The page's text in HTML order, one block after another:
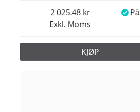
Exkl. Moms
2 025.48
KJØP